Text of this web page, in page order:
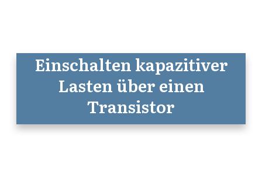
Einschalten kapazitiver
Lasten über einen
Transistor